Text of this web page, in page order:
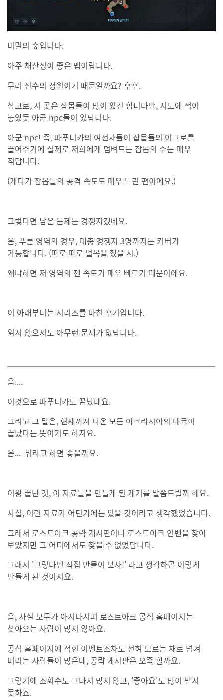
비밀의 숲입니다.
아주 채산성이 좋은 맵이랍니다.
무려 신수의 정원이기 때문일까요? 후후.
참고로, 저 곳은 잡몹들이 많이 있긴 합니다만, 지도에 적어
놓았듯 아군 npc들이 있답니다.
아군 npc! 즉, 파푸니카의 여전사들이 잡몹들의 어그로를
끌어주기에 실제로 저희에게 덤벼드는 잡몹의 수는 매우
적답니다.
(게다가 잡몹들의 공격 속도도 매우 느린 편이에요.)
그렇다면 남은 문제는 경쟁자겠네요.
음, 푸른 영역의 경우, 대충 경쟁자 3명까지는 커버가
가능합니다. (따로 따로 벌목을 했을 시.)
왜냐하면 저 영역의 젠 속도가 매우 빠르기 때문이에요.
이 아래부터는 시리즈를 마친 후기입니다.
읽지 않으셔도 아무런 문제가 없답니다.
음....
이것으로 파푸니카도 끝났네요.
그리고 그 말은, 현재까지 나온 모든 아크라시아의 대륙이
끝났다는 뜻이기도 하지요.
음... 뭐라고 하면 좋을까요.
이왕 끝난 것, 이 자료들을 만들게 된 계기를 말씀드릴까 해요.
사실, 이런 자료가 어딘가에는 있을 것이라고 생각했었습니다.
그래서 로스트아크 공략 게시판이나 로스트아크 인벤을 찾아
보았지만 그 어디에서도 찾을 수 없었답니다.
그래서 '그렇다면 직접 만들어 보자!' 라고 생각하곤 이렇게
만들게 된 것이지요.
음, 사실 모두가 아시다시피 로스트아크 공식 홈페이지는
찾아오는 사람이 많지 않아요.
공식 홈페이지에 적힌 이벤트조차도 전혀 모르는 채로 넘겨
버리는 사람들이 많은데, 공략 게시판은 오죽 할까요.
그렇기에 조회수도 그다지 많지 않고, '좋아요'도 많이 받지
못하죠.